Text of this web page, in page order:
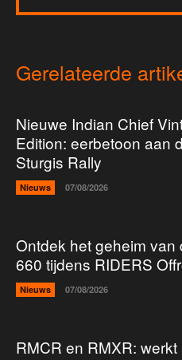
Gerelateerde
Nieuwe Indian Chief
Edition: eerbetoon aan
Sturgis Rally
Nieuws 07/08/2026
Ontdek het geheim van
660 tijdens RIDERS
Nieuws 07/08/2026
RMCR en RMXR: